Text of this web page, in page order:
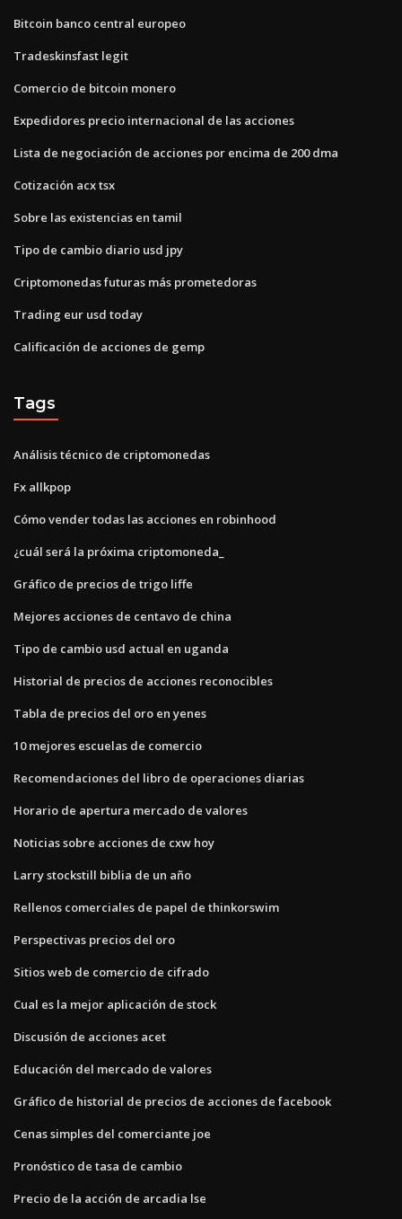
Bitcoin banco central europeo
Tradeskinsfast legit
Comercio de bitcoin monero
Expedidores precio internacional de las acciones
Lista de negociación de acciones por encima de 200 dma
Cotización acx tsx
Sobre las existencias en tamil
Tipo de cambio diario usd jpy
Criptomonedas futuras más prometedoras
Trading eur usd today
Calificación de acciones de gemp
Tags
Análisis técnico de criptomonedas
Fx allkpop
Cómo vender todas las acciones en robinhood
¿cuál será la próxima criptomoneda_
Gráfico de precios de trigo liffe
Mejores acciones de centavo de china
Tipo de cambio usd actual en uganda
Historial de precios de acciones reconocibles
Tabla de precios del oro en yenes
10 mejores escuelas de comercio
Recomendaciones del libro de operaciones diarias
Horario de apertura mercado de valores
Noticias sobre acciones de cxw hoy
Larry stockstill biblia de un año
Rellenos comerciales de papel de thinkorswim
Perspectivas precios del oro
Sitios web de comercio de cifrado
Cual es la mejor aplicación de stock
Discusión de acciones acet
Educación del mercado de valores
Gráfico de historial de precios de acciones de facebook
Cenas simples del comerciante joe
Pronóstico de tasa de cambio
Precio de la acción de arcadia lse